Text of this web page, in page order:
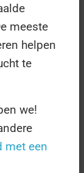
om deze
de
dag Fins
meeste
helpen
te
we!
met een